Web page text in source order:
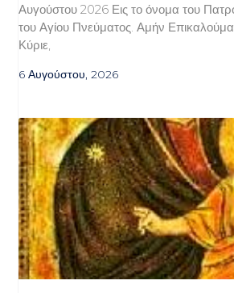
Αυγούστου 2026 Εις το όνομα του
του Αγίου Πνεύματος. Αμήν
Κύριε,
6 Αυγούστου, 2026